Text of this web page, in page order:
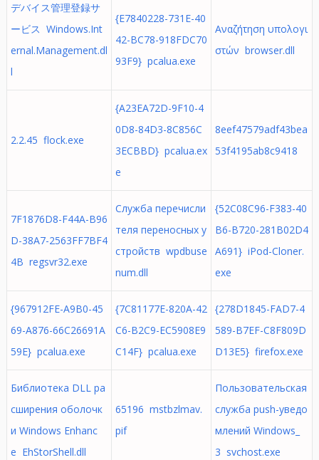
デバイス管理登録サ
ービス Windows.Int
ernal.Management.dl
l
{E7840228-731E-40
42-BC78-918FDC70
93F9} pcalua.exe
Αναζήτηση υπολογι
στών browser.dll
2.2.45 flock.exe
{A23EA72D-9F10-4
0D8-84D3-8C856C
3ECBBD} pcalua.ex
e
8eef47579adf43bea
53f4195ab8c9418
7F1876D8-F44A-B96
D-38A7-2563FF7BF4
4B regsvr32.exe
Служба перечисли
теля переносных у
стройств wpdbuse
num.dll
{52C08C96-F383-40
B6-B720-281B02D4
A691} iPod-Cloner.
exe
{967912FE-A9B0-45
69-A876-66C26691A
59E} pcalua.exe
{7C81177E-820A-42
C6-B2C9-EC5908E9
C14F} pcalua.exe
{278D1845-FAD7-4
589-B7EF-C8F809D
D13E5} firefox.exe
Библиотека DLL ра
сширения оболочк
и Windows Enhanc
e EhStorShell.dll
65196 mstbzlmav.
pif
Пользовательская
служба push-уведо
млений Windows_
3 svchost.exe